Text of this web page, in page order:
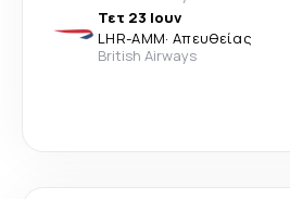
Τετ 23 Ιουν
LHR-AMM· Απευθείας
British Airways